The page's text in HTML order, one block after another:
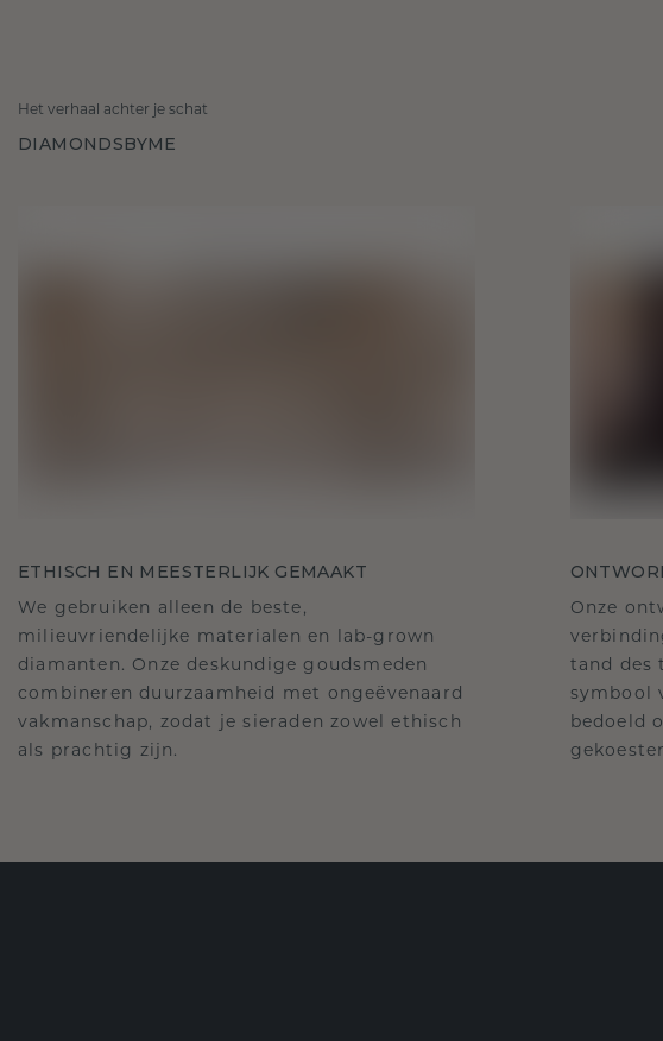
Het verhaal achter je schat
DIAMONDSBYME
ETHISCH EN MEESTERLIJK GEMAAKT
We gebruiken alleen de beste,
milieuvriendelijke materialen en lab-grown
diamanten. Onze deskundige goudsmeden
combineren duurzaamheid met ongeëvenaard
vakmanschap, zodat je sieraden zowel ethisch
als prachtig zijn.
Onze
tand des
symbool
bedoeld